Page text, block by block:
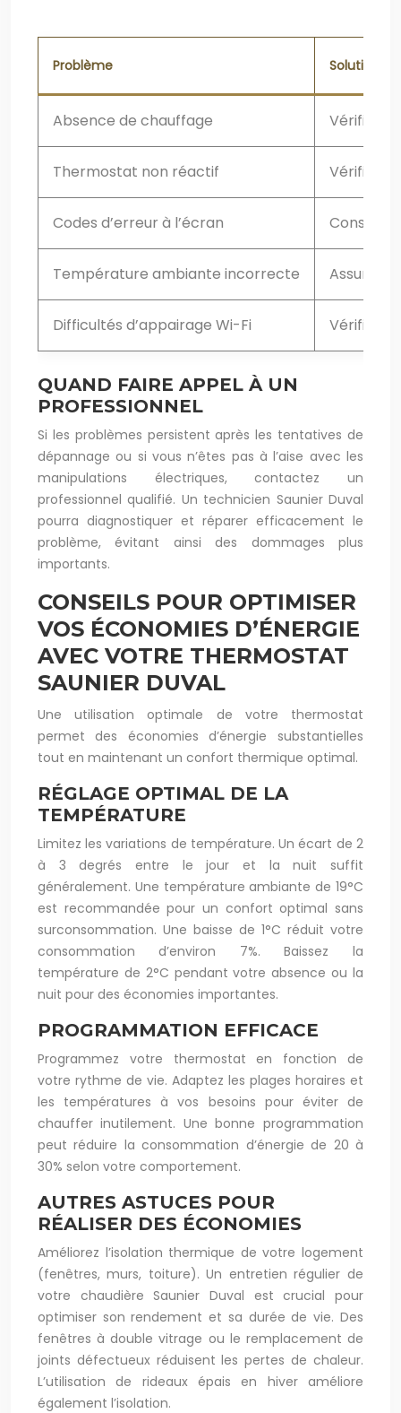
Problème Solution
Absence de chauffage Vérifiez
Thermostat non réactif Vérifiez
Codes d’erreur à l’écran
Température ambiante incorrecte Assurez-
Difficultés d’appairage Wi-Fi Vérifiez
QUAND FAIRE APPEL À UN
PROFESSIONNEL
Si les problèmes persistent après les tentatives de
dépannage ou si vous n’êtes pas à l’aise avec les
manipulations électriques, contactez un
professionnel qualifié. Un technicien Saunier Duval
pourra diagnostiquer et réparer efficacement le
problème, évitant ainsi des dommages plus
importants.
CONSEILS POUR OPTIMISER
VOS ÉCONOMIES D’ÉNERGIE
AVEC VOTRE THERMOSTAT
SAUNIER DUVAL
Une utilisation optimale de votre thermostat
permet des économies d’énergie substantielles
tout en maintenant un confort thermique optimal.
RÉGLAGE OPTIMAL DE LA
TEMPÉRATURE
Limitez les variations de température. Un écart de 2
à 3 degrés entre le jour et la nuit suffit
généralement. Une température ambiante de 19°C
est recommandée pour un confort optimal sans
surconsommation. Une baisse de 1°C réduit votre
consommation d’environ 7%. Baissez la
température de 2°C pendant votre absence ou la
nuit pour des économies importantes.
PROGRAMMATION EFFICACE
Programmez votre thermostat en fonction de
votre rythme de vie. Adaptez les plages horaires et
les températures à vos besoins pour éviter de
chauffer inutilement. Une bonne programmation
peut réduire la consommation d’énergie de 20 à
30% selon votre comportement.
AUTRES ASTUCES POUR
RÉALISER DES ÉCONOMIES
Améliorez l’isolation thermique de votre logement
(fenêtres, murs, toiture). Un entretien régulier de
votre chaudière Saunier Duval est crucial pour
optimiser son rendement et sa durée de vie. Des
fenêtres à double vitrage ou le remplacement de
joints défectueux réduisent les pertes de chaleur.
L’utilisation de rideaux épais en hiver améliore
également l’isolation.